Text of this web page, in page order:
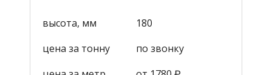
высота, мм
180
цена за тонну
по звонку